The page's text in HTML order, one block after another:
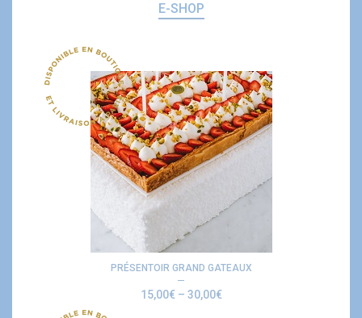
E-SHOP
PRÉSENTOIR GRAND GATEAUX
15,00€– 30,00€